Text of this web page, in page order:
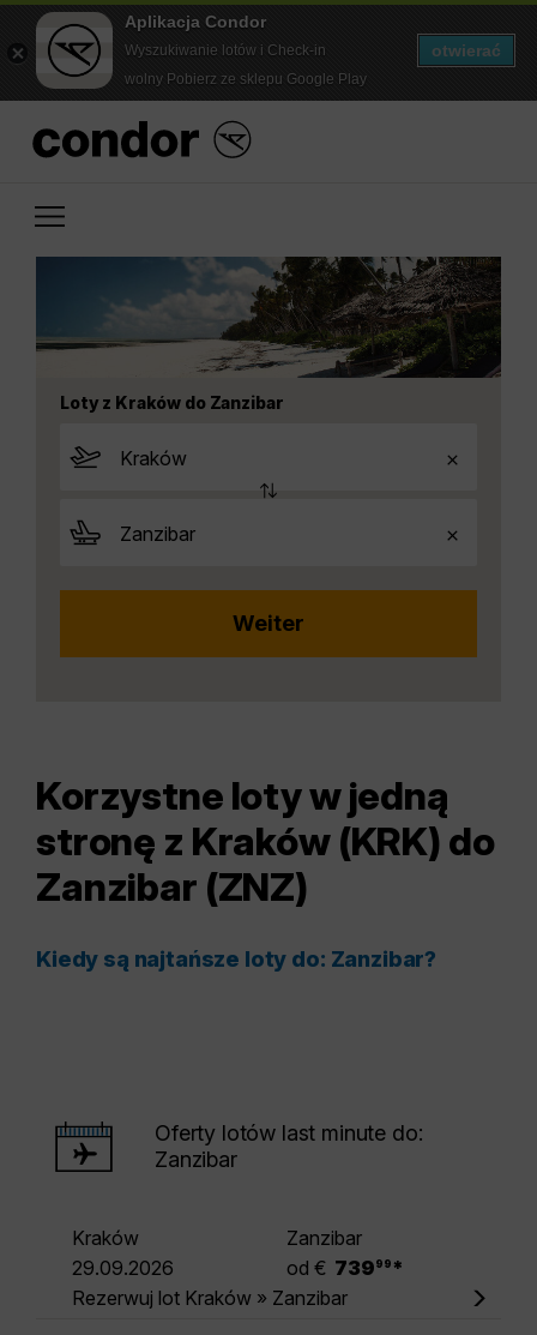
Aplikacja Condor
Wyszukiwanie lotów i Check-in
wolny Pobierz ze sklepu Google Play
otwierać
Loty z Kraków do Zanzibar
Korzystne loty w jedną
stronę z Kraków (KRK) do
Zanzibar (ZNZ)
Kiedy są najtańsze loty do: Zanzibar?
Oferty lotów last minute do:
Zanzibar
Kraków
Zanzibar
29.09.2026
od € 739 99 *
Rezerwuj lot Kraków » Zanzibar